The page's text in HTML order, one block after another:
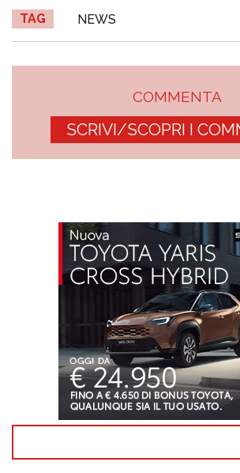
TAG NEWS
COMMENTA
SCRIVI/SCOPRI I